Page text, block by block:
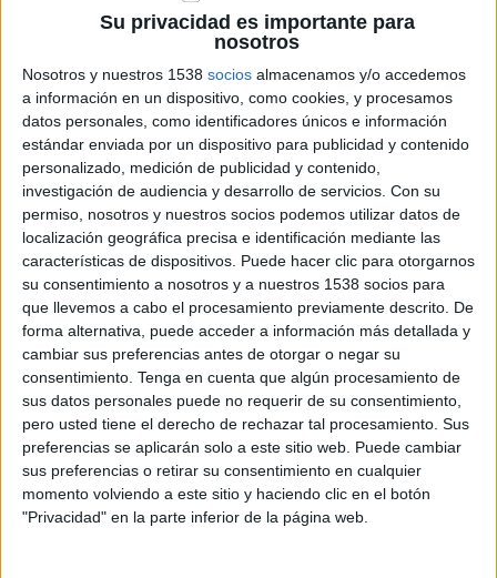
Su privacidad es importante para
nosotros
Nosotros y nuestros 1538 socios almacenamos y/o accedemos
a información en un dispositivo, como cookies, y procesamos
datos personales, como identificadores únicos e información
estándar enviada por un dispositivo para publicidad y contenido
personalizado, medición de publicidad y contenido,
investigación de audiencia y desarrollo de servicios. Con su
permiso, nosotros y nuestros socios podemos utilizar datos de
localización geográfica precisa e identificación mediante las
características de dispositivos. Puede hacer clic para otorgarnos
su consentimiento a nosotros y a nuestros 1538 socios para
que llevemos a cabo el procesamiento previamente descrito. De
forma alternativa, puede acceder a información más detallada y
cambiar sus preferencias antes de otorgar o negar su
consentimiento. Tenga en cuenta que algún procesamiento de
sus datos personales puede no requerir de su consentimiento,
pero usted tiene el derecho de rechazar tal procesamiento. Sus
preferencias se aplicarán solo a este sitio web. Puede cambiar
sus preferencias o retirar su consentimiento en cualquier
momento volviendo a este sitio y haciendo clic en el botón
"Privacidad" en la parte inferior de la página web.
Els Mossos d’Esquadra han activat un dispositiu de recerca
per localitzar María Flor, una dona de 78 anys desapareguda
el passat 4 de gener al municipi de Roses (Alt Empordà). El
cos ...
Notícia
Suspenen definitivament la recerca
de la dona desapareguda a Garriguella
Els Bombers han decidit suspendre la recerca de la dona de
83 anys desapareguda per Sant Esteve a Garriguella (Alt
Empordà) després de diversos dies buscant-la amb la